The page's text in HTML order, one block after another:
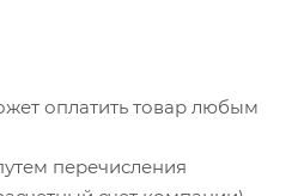
оплатить товар любым
перечисления